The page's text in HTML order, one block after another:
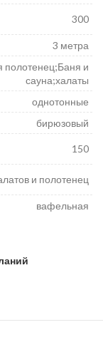
300
3 метра
полотенец;Баня и
сауна;халаты
однотонные
бирюзовый
150
и полотенец
вафельная